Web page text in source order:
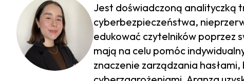
Jest doświadczoną analityczką
cyberbezpieczeństwa,
edukować czytelników poprzez
mają na celu pomóc
znaczenie zarządzania